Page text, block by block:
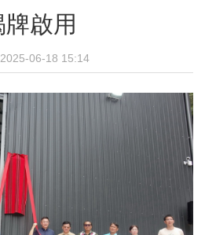
啟用
2025-06-18 15:14